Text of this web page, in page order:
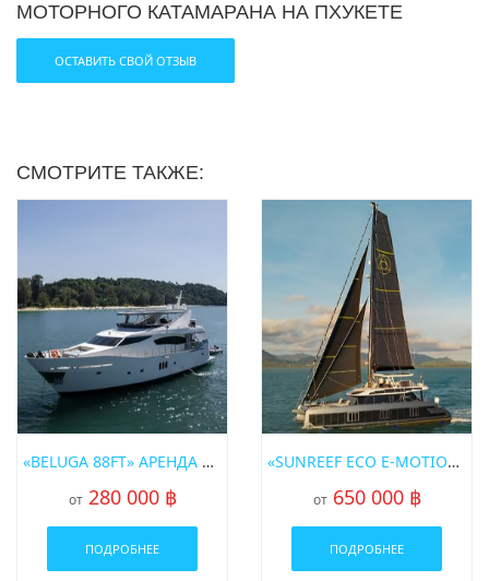
МОТОРНОГО КАТАМАРАНА НА ПХУКЕТЕ
ОСТАВИТЬ СВОЙ ОТЗЫВ
СМОТРИТЕ ТАКЖЕ:
«BELUGA 88FT» АРЕНДА МОТОРНОЙ ЯХТЫ НА ПХУКЕТЕ
от 280 000 ฿
ПОДРОБНЕЕ
«SUNREEF ECO E-MOTION 60FT» АРЕНДА ПАРУСНОГО КАТАМАРАНА НА ПХУКЕТЕ
от 650 000 ฿
ПОДРОБНЕЕ